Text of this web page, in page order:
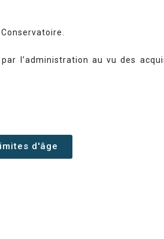
l’administration au vu des
d'âge